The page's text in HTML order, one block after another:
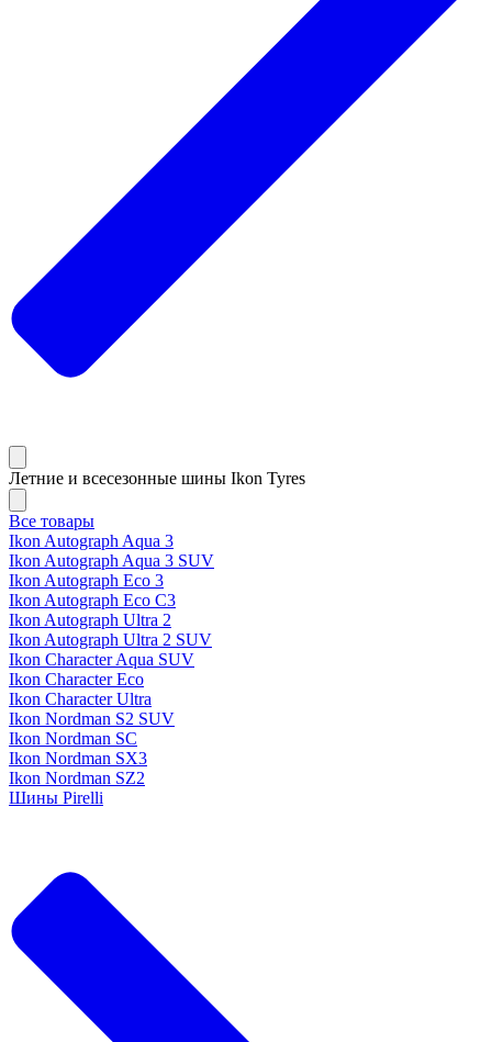
Летние и всесезонные шины Ikon Tyres
Все товары
Ikon Autograph Aqua 3
Ikon Autograph Aqua 3 SUV
Ikon Autograph Eco 3
Ikon Autograph Eco C3
Ikon Autograph Ultra 2
Ikon Autograph Ultra 2 SUV
Ikon Character Aqua SUV
Ikon Character Eco
Ikon Character Ultra
Ikon Nordman S2 SUV
Ikon Nordman SC
Ikon Nordman SX3
Ikon Nordman SZ2
Шины Pirelli